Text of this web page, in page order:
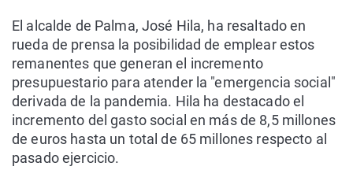
El alcalde de Palma, José Hila, ha resaltado en
rueda de prensa la posibilidad de emplear estos
remanentes que generan el incremento
presupuestario para atender la "emergencia social"
derivada de la pandemia. Hila ha destacado el
incremento del gasto social en más de 8,5 millones
de euros hasta un total de 65 millones respecto al
pasado ejercicio.